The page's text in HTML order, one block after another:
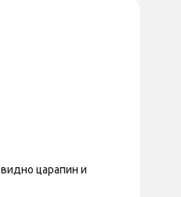
царапин и